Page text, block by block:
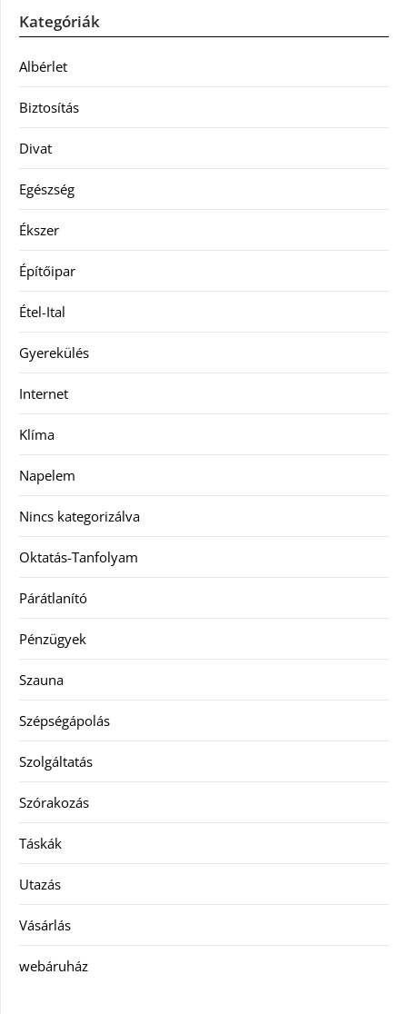
Kategóriák
Albérlet
Biztosítás
Divat
Egészség
Ékszer
Építőipar
Étel-Ital
Gyerekülés
Internet
Klíma
Napelem
Nincs kategorizálva
Oktatás-Tanfolyam
Párátlanító
Pénzügyek
Szauna
Szépségápolás
Szolgáltatás
Szórakozás
Táskák
Utazás
Vásárlás
webáruház